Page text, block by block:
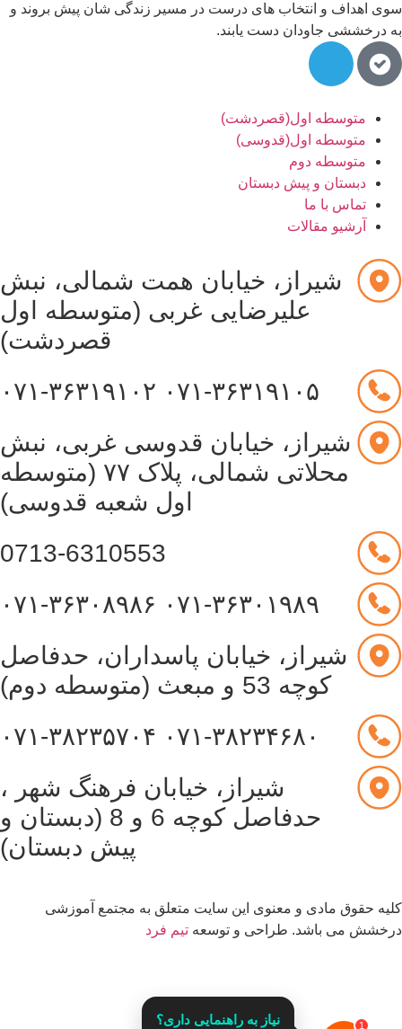
اهداف و انتخاب های درست در مسیر زندگی شان پیش بروند و
درخششی جاودان دست یابند.
متوسطه اول(قصردشت)
متوسطه اول(قدوسی)
متوسطه دوم
دبستان و پیش دبستان
تماس با ما
آرشیو مقالات
شیراز، خیابان همت شمالی، نبش
علیرضایی غربی (متوسطه اول
قصردشت)
۰۷۱-۳۶۳۱۹۱۰۵
۰۷۱-۳۶۳۱۹۱۰۲
شیراز، خیابان قدوسی غربی، نبش
محلاتی شمالی، پلاک ۷۷ (متوسطه
اول شعبه قدوسی)
0713-6310553
۰۷۱-۳۶۳۰۱۹۸۹
۰۷۱-۳۶۳۰۸۹۸۶
شیراز، خیابان پاسداران، حدفاصل
کوچه 53 و مبعث (متوسطه دوم)
۰۷۱-۳۸۲۳۴۶۸۰
۰۷۱-۳۸۲۳۵۷۰۴
شیراز، خیابان فرهنگ شهر ،
حدفاصل کوچه 6 و 8 (دبستان و
پیش دبستان)
حقوق مادی و معنوی این سایت متعلق به مجتمع آموزشی
می باشد. طراحی و توسعهتیم فرد
نیاز به راهنمایی داری؟